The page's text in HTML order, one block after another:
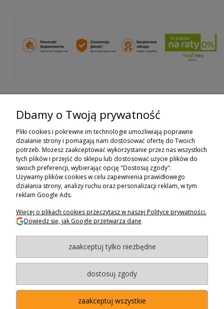
ZAPISZ SIĘ DO NEWSLETTERA
ZAPISZ SIĘ
ZAKUPY
POMOC
MOJE KONTO
BAGAZNIKI.PL- 2024
Dbamy o Twoją prywatność
Pliki cookies i pokrewne im technologie umożliwiają poprawne
działanie strony i pomagają nam dostosować ofertę do Twoich
potrzeb. Możesz zaakceptować wykorzystanie przez nas wszystkich
tych plików i przejść do sklepu lub dostosować użycie plików do
swoich preferencji, wybierając opcję "Dostosuj zgody".
Używamy plików cookies w celu zapewnienia prawidłowego
działania strony, analizy ruchu oraz personalizacji reklam, w tym
reklam Google Ads.
Więcej o plikach cookies przeczytasz w naszej Polityce prywatności.
Dowiedz się, jak Google przetwarza dane
zaakceptuj tylko niezbędne
dostosuj zgody
zaakceptuj wszystkie